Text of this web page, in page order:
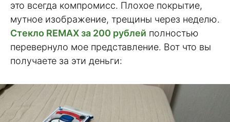
это всегда компромисс. Плохое покрытие,
мутное изображение, трещины через неделю.
Стекло REMAX за 200 рублей полностью
перевернуло мое представление. Вот что вы
получаете за эти деньги: